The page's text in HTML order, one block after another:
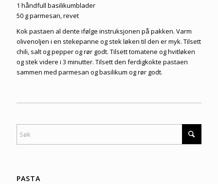
1 håndfull basilikumblader
50 g parmesan, revet
Kok pastaen al dente ifølge instruksjonen på pakken. Varm
olivenoljen i en stekepanne og stek løken til den er myk. Tilsett
chili, salt og pepper og rør godt. Tilsett tomatene og hvitløken
og stek videre i 3 minutter. Tilsett den ferdigkokte pastaen
sammen med parmesan og basilikum og rør godt.
PASTA